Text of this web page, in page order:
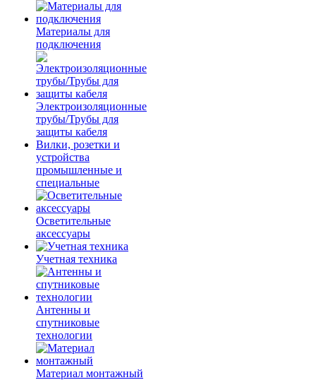
Материалы для
подключения
Электроизоляционные
трубы/Трубы для
защиты кабеля
Вилки, розетки и
устройства
промышленные и
специальные
Осветительные
аксессуары
Учетная техника
Антенны и
спутниковые
технологии
Материал монтажный